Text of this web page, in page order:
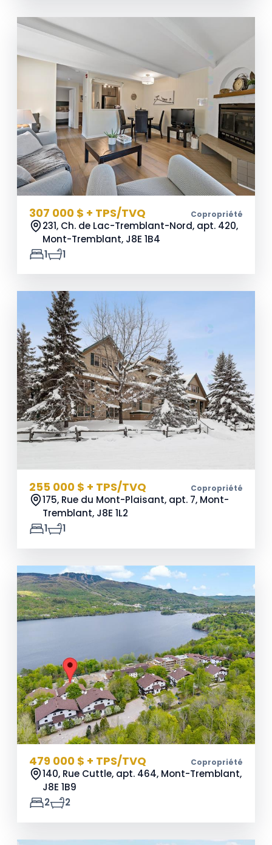
307 000 $ + TPS/TVQ Copropriété
231, Ch. de Lac-Tremblant-Nord, apt. 420,
Mont-Tremblant, J8E 1B4
1
1
255 000 $ + TPS/TVQ Copropriété
175, Rue du Mont-Plaisant, apt. 7, Mont-
Tremblant, J8E 1L2
1
1
479 000 $ + TPS/TVQ Copropriété
140, Rue Cuttle, apt. 464, Mont-Tremblant,
J8E 1B9
2
2